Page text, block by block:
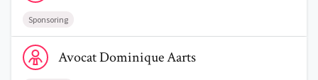
Sponsoring
Voir le profil de AvocatDominique Aarts
AvocatDominiqueAarts